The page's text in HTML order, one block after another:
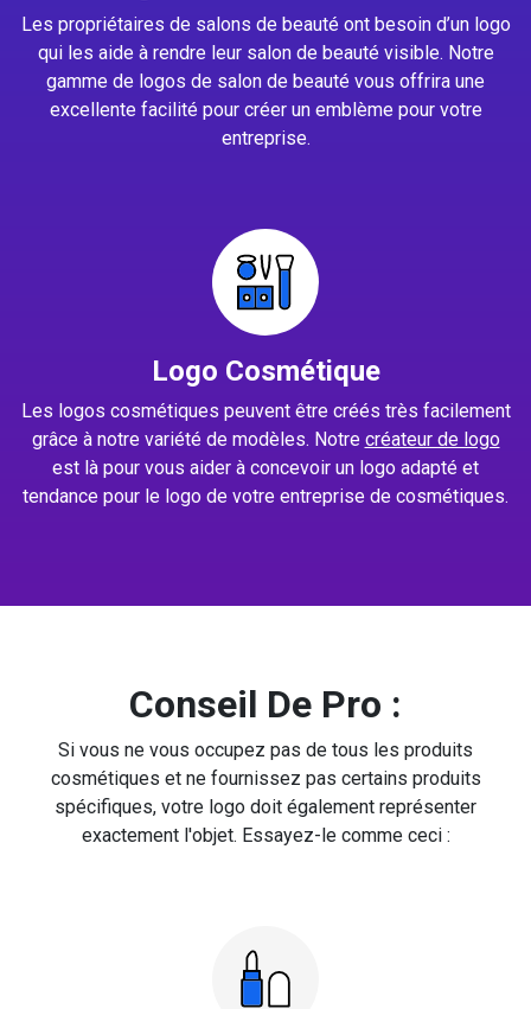
Les propriétaires de salons de beauté ont besoin d’un logo
qui les aide à rendre leur salon de beauté visible. Notre
gamme de logos de salon de beauté vous offrira une
excellente facilité pour créer un emblème pour votre
entreprise.
Logo Cosmétique
Les logos cosmétiques peuvent être créés très facilement
grâce à notre variété de modèles. Notre créateur de logo
est là pour vous aider à concevoir un logo adapté et
tendance pour le logo de votre entreprise de cosmétiques.
Conseil De Pro :
Si vous ne vous occupez pas de tous les produits
cosmétiques et ne fournissez pas certains produits
spécifiques, votre logo doit également représenter
exactement l'objet. Essayez-le comme ceci :